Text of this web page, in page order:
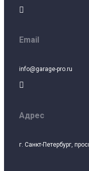

Email
info@garage-pro.ru

Адрес
г. Санкт-Петербург,